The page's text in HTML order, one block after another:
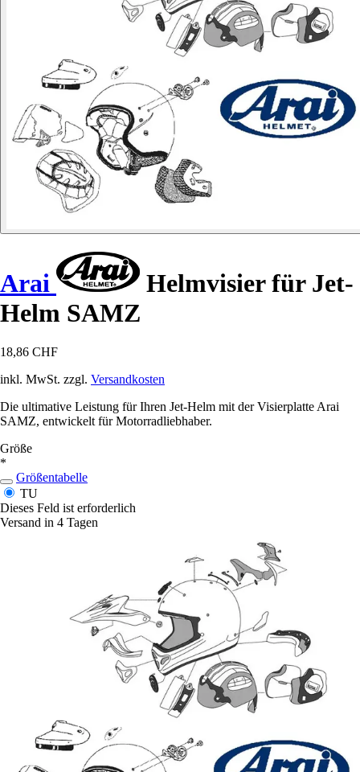
Arai
Helmvisier für Jet-
Helm SAMZ
18,86 CHF
inkl. MwSt. zzgl. Versandkosten
Die ultimative Leistung für Ihren Jet-Helm mit der Visierplatte Arai
SAMZ, entwickelt für Motorradliebhaber.
Größe
*
Größentabelle
TU
Dieses Feld ist erforderlich
Versand in 4 Tagen